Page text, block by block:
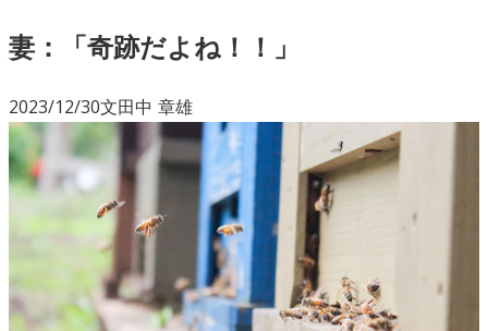
妻：「奇跡だよね！！」
2023/12/30文田中 章雄